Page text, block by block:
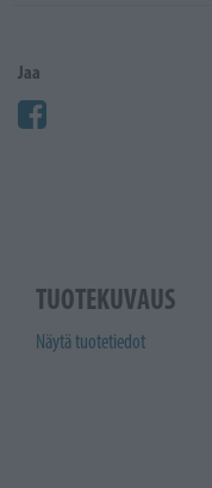
Jaa
TUOTEKUVAUS
Näytä tuotetiedot